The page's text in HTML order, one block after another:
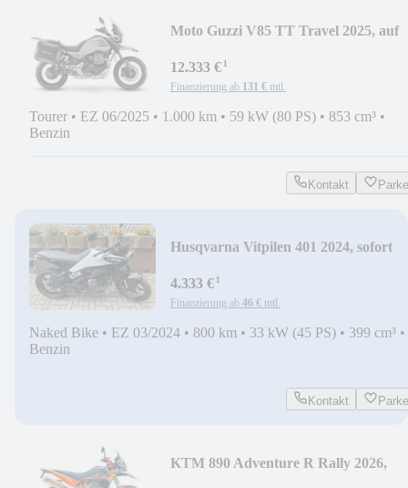
Moto Guzzi V85 TT Travel 2025, auf
12.333 €¹
Finanzierung ab 131 € mtl.
Tourer • EZ 06/2025 • 1.000 km • 59 kW (80 PS) • 853 cm³ •
Benzin
Kontakt
Husqvarna Vitpilen 401 2024, sofort
4.333 €¹
Finanzierung ab 46 € mtl.
Naked Bike • EZ 03/2024 • 800 km • 33 kW (45 PS) • 399 cm³ •
Benzin
Kontakt
KTM 890 Adventure R Rally 2026,